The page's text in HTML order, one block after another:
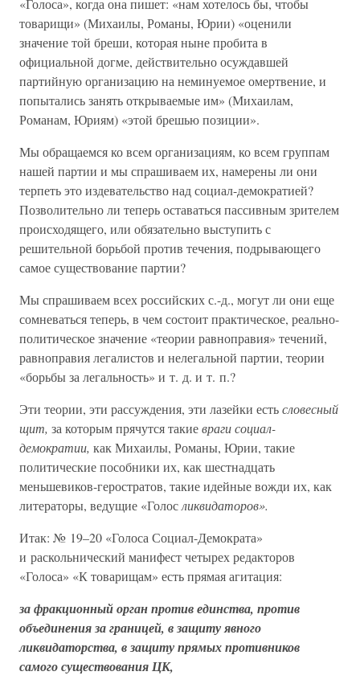
«Голоса», когда она пишет: «нам хотелось бы, чтобы
товарищи» (Михаилы, Романы, Юрии) «оценили
значение той бреши, которая ныне пробита в
официальной догме, действительно осуждавшей
партийную организацию на неминуемое омертвение, и
попытались занять открываемые им» (Михаилам,
Романам, Юриям) «этой брешью позиции».
Мы обращаемся ко всем организациям, ко всем группам
нашей партии и мы спрашиваем их, намерены ли они
терпеть это издевательство над социал-демократией?
Позволительно ли теперь оставаться пассивным зрителем
происходящего, или обязательно выступить с
решительной борьбой против течения, подрывающего
самое существование партии?
Мы спрашиваем всех российских с.-д., могут ли они еще
сомневаться теперь, в чем состоит практическое, реально-
политическое значение «теории равноправия» течений,
равноправия легалистов и нелегальной партии, теории
«борьбы за легальность» и т. д. и т. п.?
Эти теории, эти рассуждения, эти лазейки естьсловесный
щит, за которым прячутся такиевраги социал-
демократии, как Михаилы, Романы, Юрии, такие
политические пособники их, как шестнадцать
меньшевиков-геростратов, такие идейные вожди их, как
литераторы, ведущие «Голосликвидаторов».
Итак: № 19–20 «Голоса Социал-Демократа»
и раскольнический манифест четырех редакторов
«Голоса» «К товарищам» есть прямая агитация:
за фракционный орган против единства, против
объединения за границей, в защиту явного
ликвидаторства, в защиту прямых противников
самого существования ЦК,